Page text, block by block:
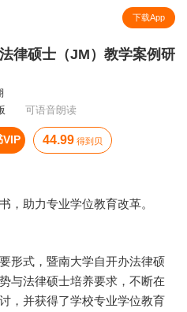
下载App
律硕士（JM）教学案例研
可语音朗读
VIP 44.99 得到贝
，助力专业学位教育改革。
形式，暨南大学自开办法律硕
与法律硕士培养要求，不断在
，并获得了学校专业学位教育